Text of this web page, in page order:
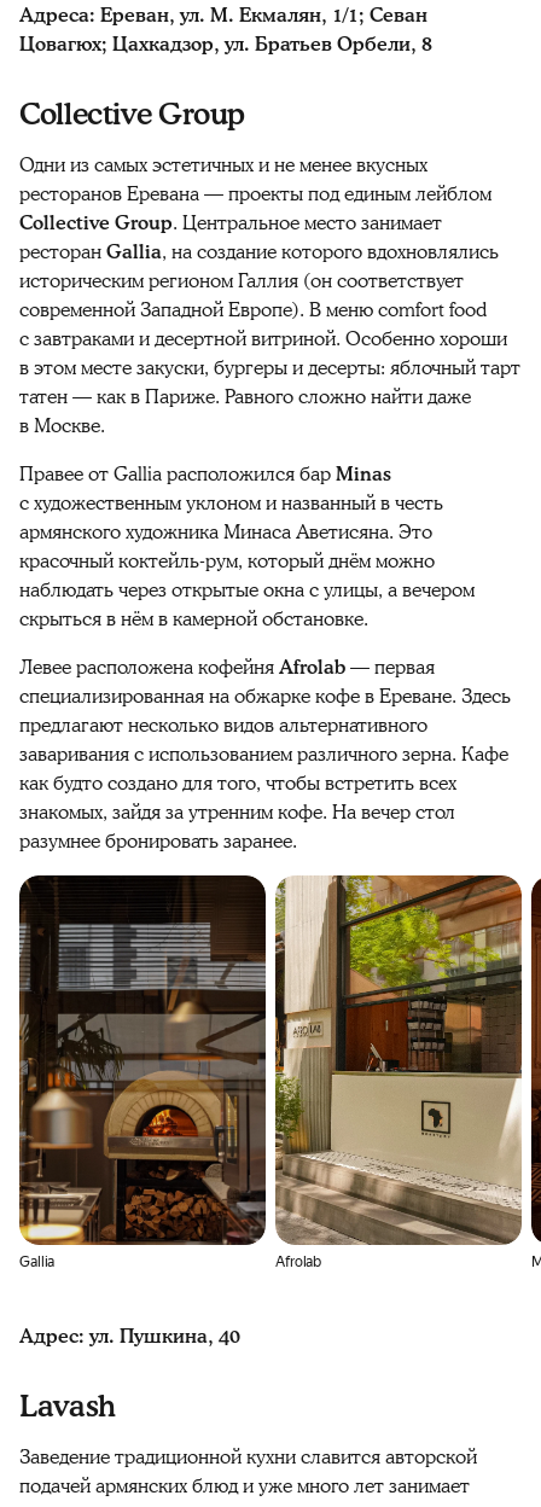
Адреса: Ереван, ул. М. Екмалян, 1/1; Севан
Цовагюх; Цахкадзор, ул. Братьев Орбели, 8
Collective Group
Одни из самых эстетичных и не менее вкусных
ресторанов Еревана — проекты под единым лейблом
Collective Group. Центральное место занимает
ресторанGallia, на создание которого вдохновлялись
историческим регионом Галлия (он соответствует
современной Западной Европе). В меню comfort food
с завтраками и десертной витриной. Особенно хороши
в этом месте закуски, бургеры и десерты: яблочный тарт
татен — как в Париже. Равного сложно найти даже
в Москве.
Правее от Gallia расположился барMinas
с художественным уклоном и названный в честь
армянского художника Минаса Аветисяна. Это
красочный коктейль-рум, который днём можно
наблюдать через открытые окна с улицы, а вечером
скрыться в нём в камерной обстановке.
Левее расположена кофейняAfrolab— первая
специализированная на обжарке кофе в Ереване. Здесь
предлагают несколько видов альтернативного
заваривания с использованием различного зерна. Кафе
как будто создано для того, чтобы встретить всех
знакомых, зайдя за утренним кофе. На вечер стол
разумнее бронировать заранее.
Gallia Afrolab
Адрес: ул. Пушкина, 40
Lavash
Заведение традиционной кухни славится авторской
подачей армянских блюд и уже много лет занимает